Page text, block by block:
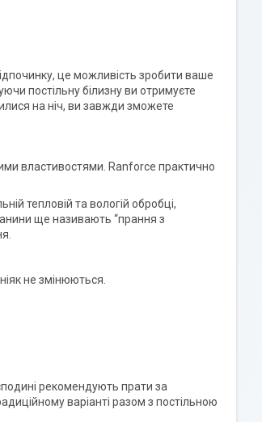
це можливість зробити ваше
постільну білизну ви отримуєте
на ніч, ви завжди зможете
властивостями. Ranforce практично
тепловій та вологій обробці,
ще називають “прання з
не змінюються.
рекомендують прати за
варіанті разом з постільною